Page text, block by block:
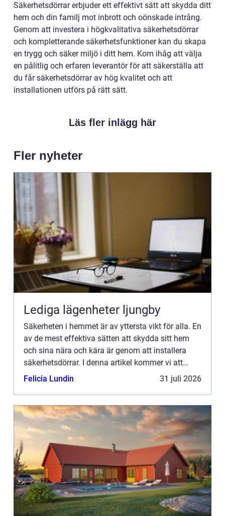
Säkerhetsdörrar erbjuder ett effektivt sätt att skydda ditt
hem och din familj mot inbrott och oönskade intrång.
Genom att investera i högkvalitativa säkerhetsdörrar
och kompletterande säkerhetsfunktioner kan du skapa
en trygg och säker miljö i ditt hem. Kom ihåg att välja
en pålitlig och erfaren leverantör för att säkerställa att
du får säkerhetsdörrar av hög kvalitet och att
installationen utförs på rätt sätt.
Läs fler inlägg här
Fler nyheter
Lediga lägenheter ljungby
Säkerheten i hemmet är av yttersta vikt för alla. En
av de mest effektiva sätten att skydda sitt hem
och sina nära och kära är genom att installera
säkerhetsdörrar. I denna artikel kommer vi att
utforska vad säkerhetsdörrar är och hur de
Felicia Lundin 31 juli 2026